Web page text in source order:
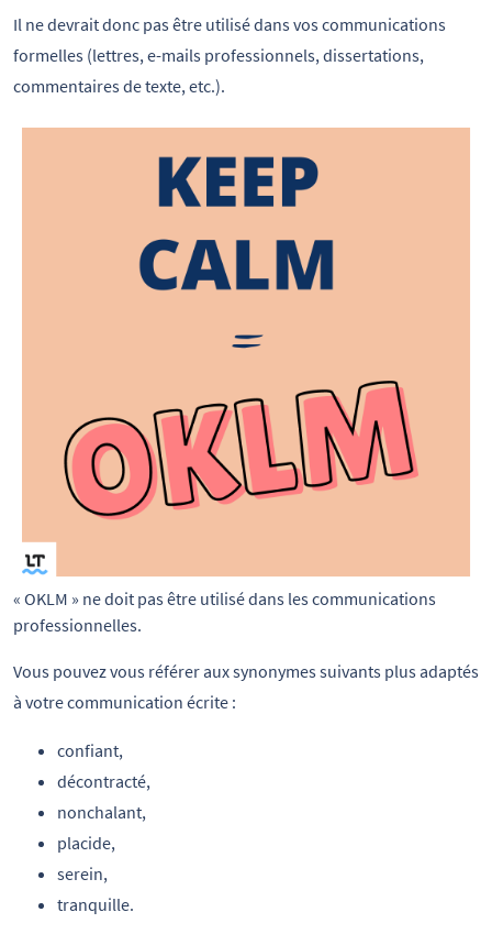
Il ne devrait donc pas être utilisé dans vos communications
formelles (lettres, e-mails professionnels, dissertations,
commentaires de texte, etc.).
« OKLM » ne doit pas être utilisé dans les communications
professionnelles.
Vous pouvez vous référer aux synonymes suivants plus adaptés
à votre communication écrite :
confiant,
décontracté,
nonchalant,
placide,
serein,
tranquille.